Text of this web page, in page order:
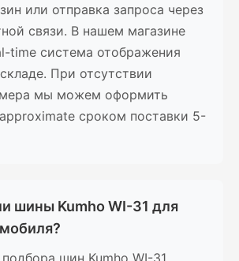
или отправка запроса через
связи. В нашем магазине
time система отображения
При отсутствии
мы можем оформить
сроком поставки 5-
шины Kumho WI-31 для
шин Kumho WI-31